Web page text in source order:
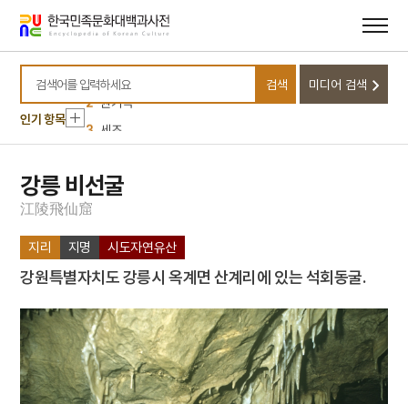
바로가기
바로가기
검색어를 입력하세요
검색 미디어 검색
인기 항목
10 연백군
1 금성대군
2
권기옥
3 세조
4 신흥사 경판
5 감은사 지정11년명 금고
6
8 보자기
9 서울영희초등학교
10 연백군
1 금성대군
2
권기옥
3
세조
강릉 비선굴
江陵飛仙窟
지리 지명 시도자연유산
강원특별자치도 강릉시 옥계면 산계리에 있는 석회동굴.